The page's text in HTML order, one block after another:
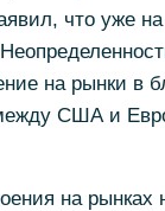
что уже
на рынки в
США и
на